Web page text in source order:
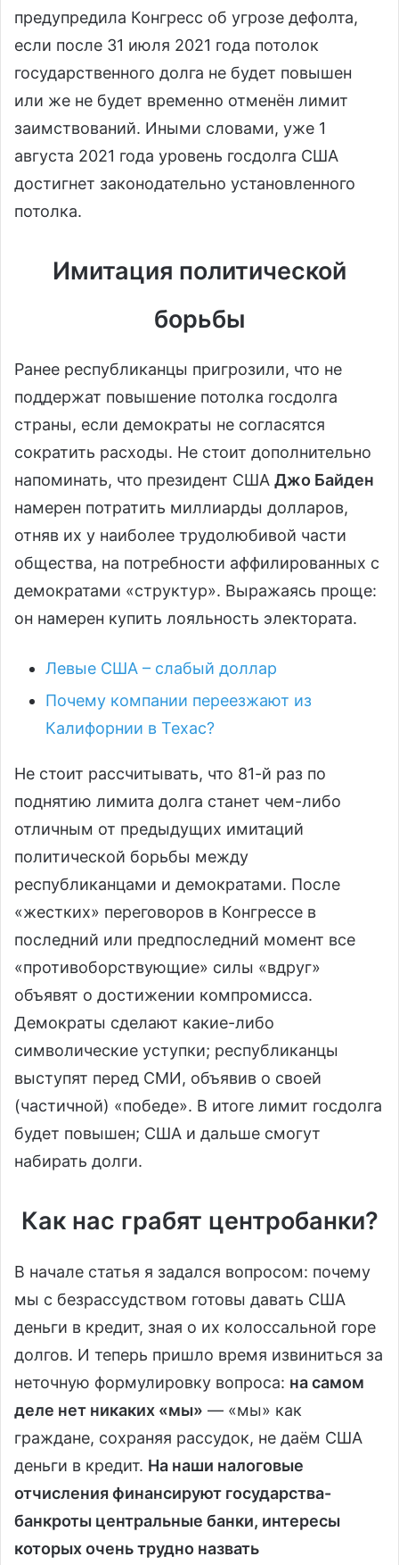
предупредила Конгресс об угрозе дефолта,
если после 31 июля 2021 года потолок
государственного долга не будет повышен
или же не будет временно отменён лимит
заимствований. Иными словами, уже 1
августа 2021 года уровень госдолга США
достигнет законодательно установленного
потолка.
Имитация политической
борьбы
Ранее республиканцы пригрозили, что не
поддержат повышение потолка госдолга
страны, если демократы не согласятся
сократить расходы. Не стоит дополнительно
напоминать, что президент США Джо Байден
намерен потратить миллиарды долларов,
отняв их у наиболее трудолюбивой части
общества, на потребности аффилированных с
демократами «структур». Выражаясь проще:
он намерен купить лояльность электората.
Левые США – слабый доллар
Почему компании переезжают из
Калифорнии в Техас?
Не стоит рассчитывать, что 81-й раз по
поднятию лимита долга станет чем-либо
отличным от предыдущих имитаций
политической борьбы между
республиканцами и демократами. После
«жестких» переговоров в Конгрессе в
последний или предпоследний момент все
«противоборствующие» силы «вдруг»
объявят о достижении компромисса.
Демократы сделают какие-либо
символические уступки; республиканцы
выступят перед СМИ, объявив о своей
(частичной) «победе». В итоге лимит госдолга
будет повышен; США и дальше смогут
набирать долги.
Как нас грабят центробанки?
В начале статья я задался вопросом: почему
мы с безрассудством готовы давать США
деньги в кредит, зная о их колоссальной горе
долгов. И теперь пришло время извиниться за
неточную формулировку вопроса: на самом
деле нет никаких «мы» — «мы» как
граждане, сохраняя рассудок, не даём США
деньги в кредит. На наши налоговые
отчисления финансируют государства-
банкроты центральные банки, интересы
которых очень трудно назвать